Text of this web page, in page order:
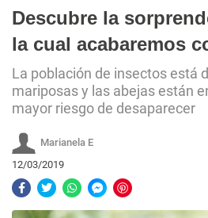
Descubre la
la cual acabaremos
La población de insectos está
mariposas y las abejas están
mayor riesgo de desaparecer
Marianela E
12/03/2019